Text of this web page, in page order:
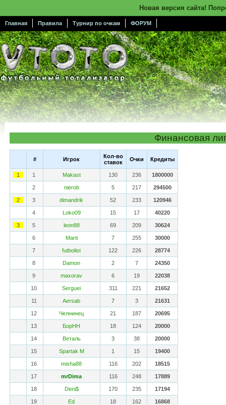
Новая версия сайта!
Главная Правила Турнир по очкам ФОРУМ
Финансовая
# Игрок
Кол-во
ставок
Очки Кредиты
1 1 Makast 130 236 1800000
2 nierob 5 217 294500
2 3 dimandrik 52 233 120946
4 Loko09 15 17 40220
3 5 leon88 69 209 30624
6 Marti 7 255 30000
7 futbolist 122 226 28774
8 Damon 2 7 24350
9 maxorav 6 19 22038
10 Serguei 311 221 21652
11 Aersab 7 3 21631
12 Челнинец 21 187 20695
13 БорНН 18 124 20000
14 Веталь 3 38 20000
15 Spartak M 1 15 19400
16 misha88 116 202 18515
17 mrDima 116 248 17889
18 Deni$ 170 235 17194
19 Ed 18 162 16868